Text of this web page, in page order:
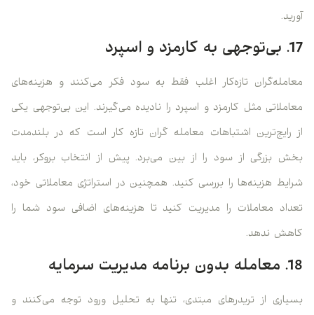
آورید.
17. بی‌توجهی به کارمزد و اسپرد
معامله‌گران تازه‌کار اغلب فقط به سود فکر می‌کنند و هزینه‌های
معاملاتی مثل کارمزد و اسپرد را نادیده می‌گیرند. این بی‌توجهی یکی
از رایج‌ترین اشتباهات معامله گران تازه کار است که در بلندمدت
بخش بزرگی از سود را از بین می‌برد. پیش از انتخاب بروکر، باید
شرایط هزینه‌ها را بررسی کنید. همچنین در استراتژی معاملاتی خود،
تعداد معاملات را مدیریت کنید تا هزینه‌های اضافی سود شما را
کاهش ندهد.
18. معامله بدون برنامه مدیریت سرمایه
بسیاری از تریدرهای مبتدی، تنها به تحلیل ورود توجه می‌کنند و